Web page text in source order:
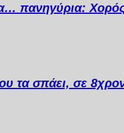
πανηγύρια:
τα σπάει, σε